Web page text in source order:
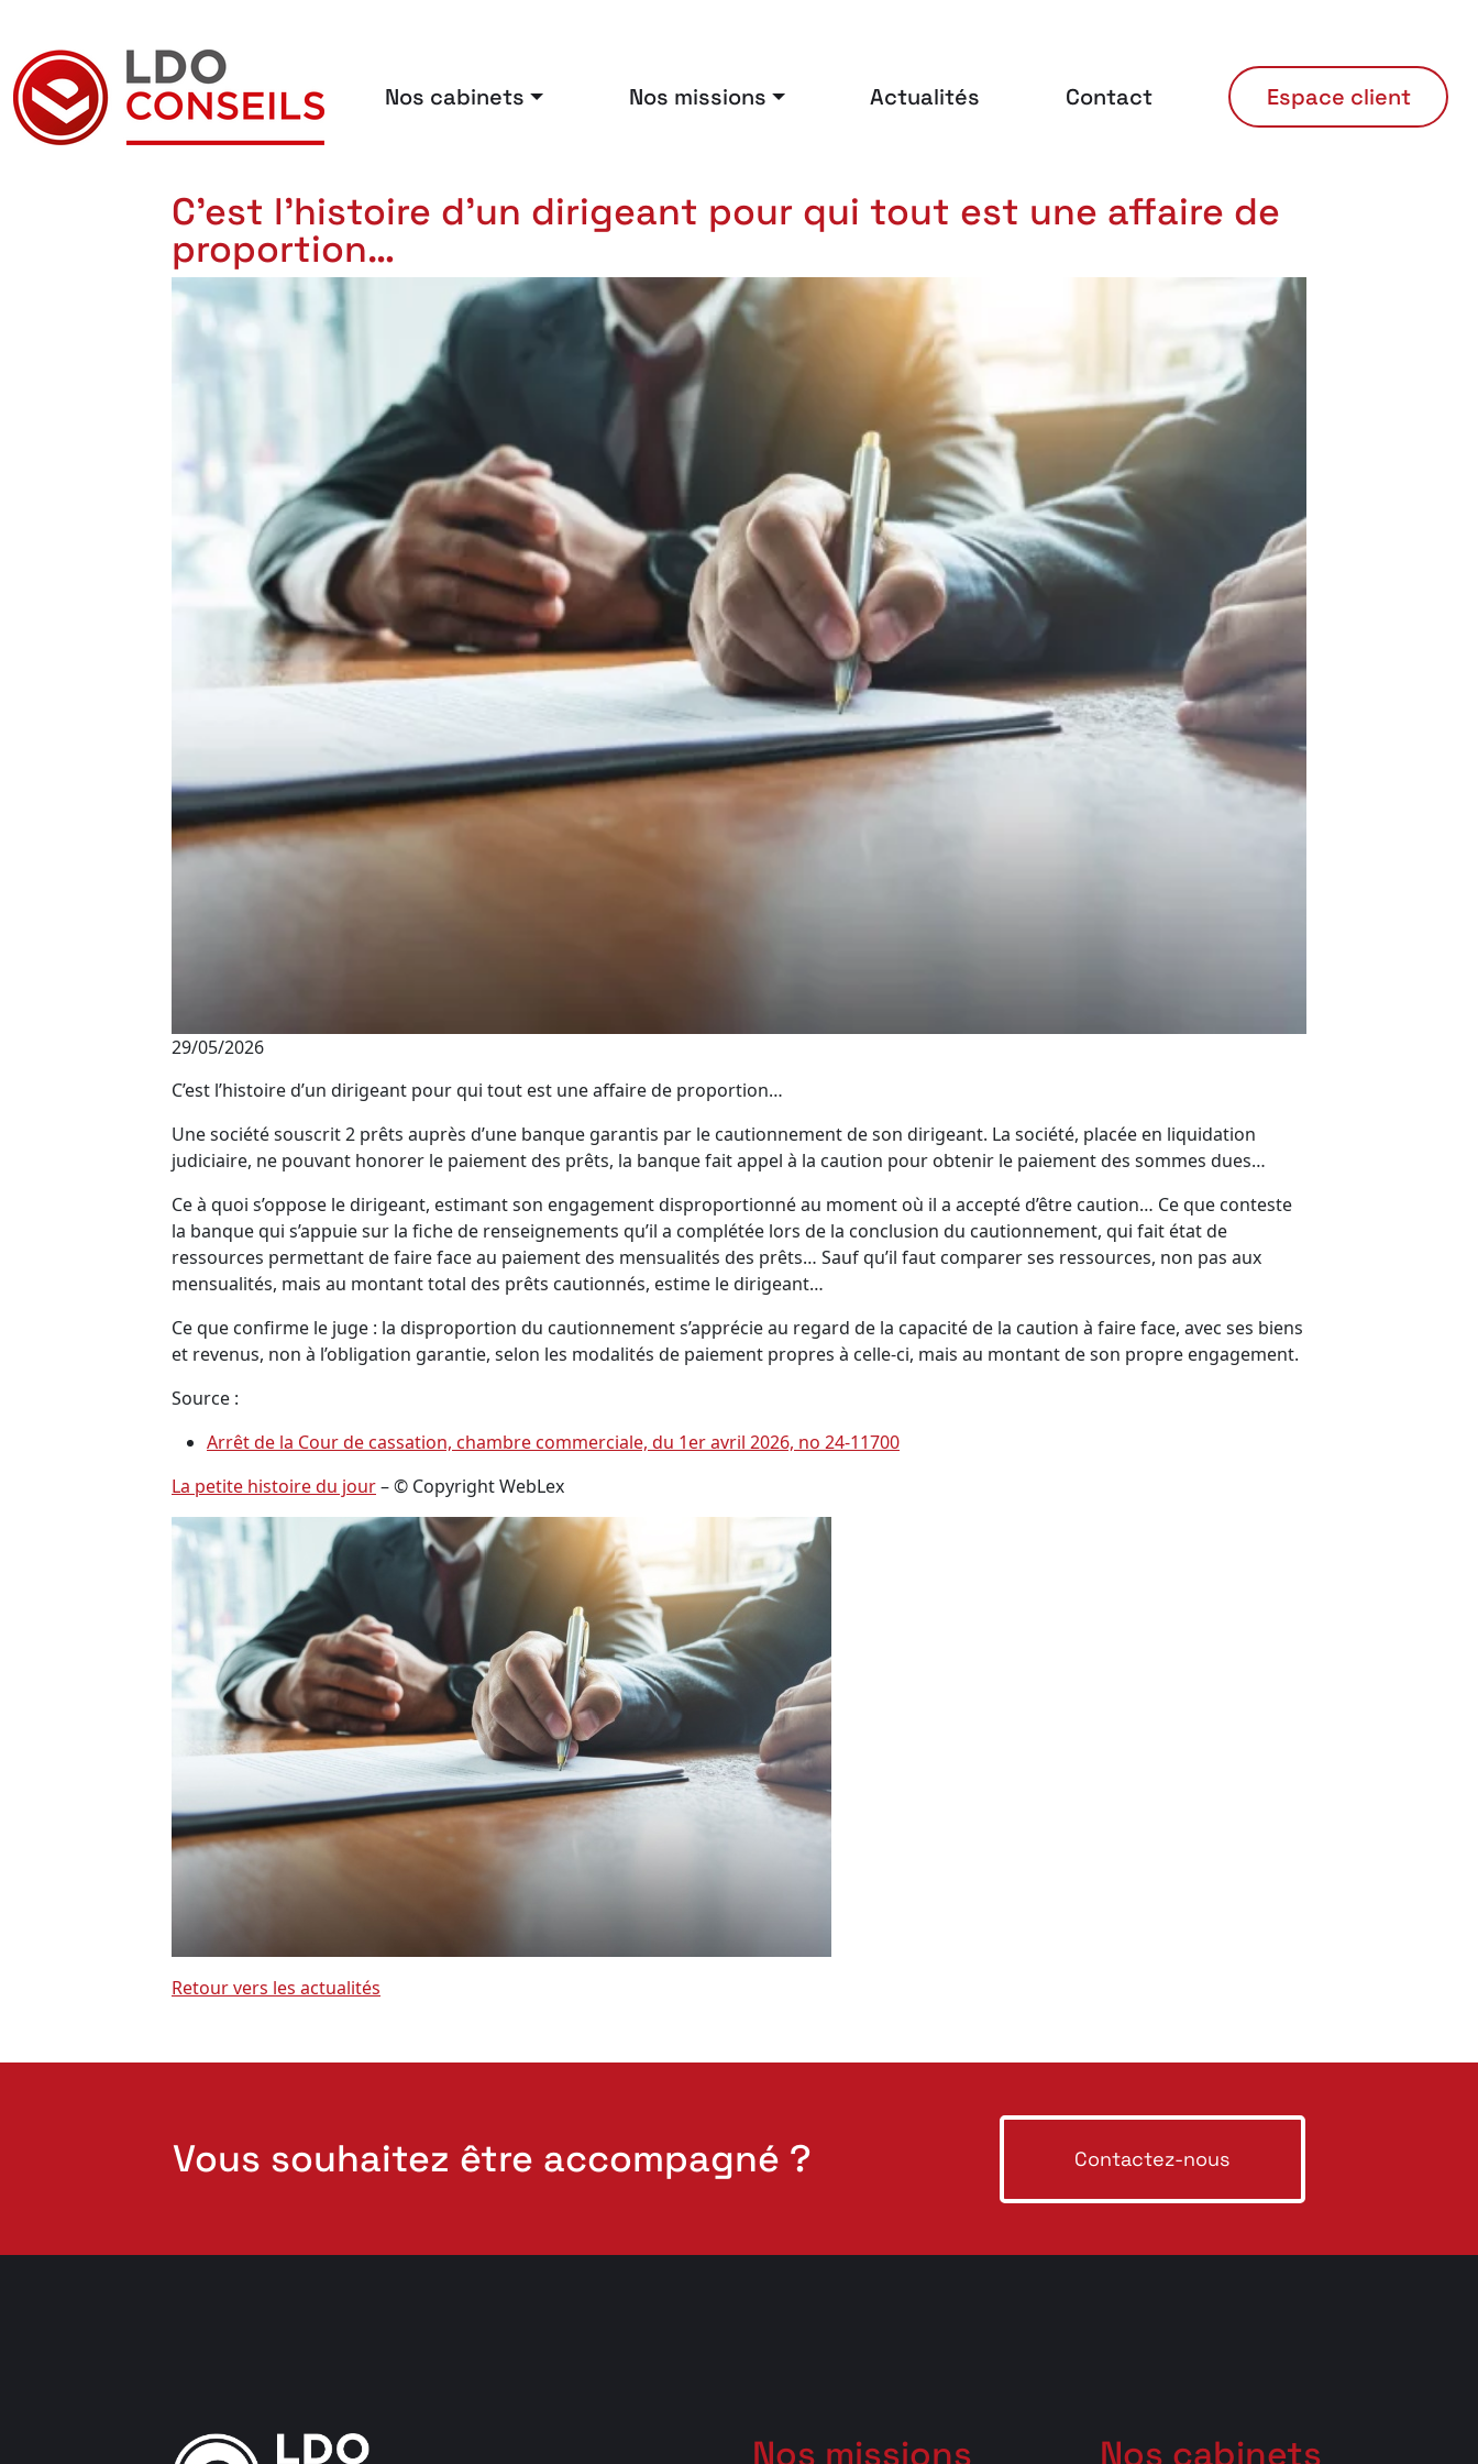
Navigation principale Nos cabinets Nos missions Actualités Contact Espace client
C’est l’histoire d’un dirigeant pour qui tout est une affaire de
proportion…
29/05/2026
C’est l’histoire d’un dirigeant pour qui tout est une affaire de proportion…
Une société souscrit 2 prêts auprès d’une banque garantis par le cautionnement de son dirigeant. La société, placée en liquidation
judiciaire, ne pouvant honorer le paiement des prêts, la banque fait appel à la caution pour obtenir le paiement des sommes dues…
Ce à quoi s’oppose le dirigeant, estimant son engagement disproportionné au moment où il a accepté d’être caution… Ce que conteste
la banque qui s’appuie sur la fiche de renseignements qu’il a complétée lors de la conclusion du cautionnement, qui fait état de
ressources permettant de faire face au paiement des mensualités des prêts… Sauf qu’il faut comparer ses ressources, non pas aux
mensualités, mais au montant total des prêts cautionnés, estime le dirigeant…
Ce que confirme le juge : la disproportion du cautionnement s’apprécie au regard de la capacité de la caution à faire face, avec ses biens
et revenus, non à l’obligation garantie, selon les modalités de paiement propres à celle-ci, mais au montant de son propre engagement.
Source :
Arrêt de la Cour de cassation, chambre commerciale, du 1er avril 2026, no 24-11700
La petite histoire du jour– © Copyright WebLex
Retour vers les actualités
Vous souhaitez être accompagné ? Contactez-nous
Nos missions Nos cabinets